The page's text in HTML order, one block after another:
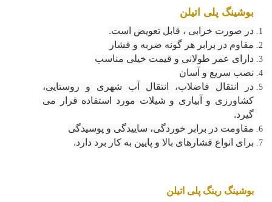
بوشینگ پلی اتیلن
در صورت خرابی ، قابل تعویض است.
مقاوم در برابر هر گونه ضربه و فشار
دارای عمر طولانی و قیمت خیلی مناسب
نصب سریع و آسان
در انتقال فاضلاب، انتقال آب شهری و روستایی،
کشاورزی و آبیاری و شیلات مورد استفاده قرار می
گیرد.
مقاومت در برابر خوردگی، ساییدگی و پوسیدگی
برای انواع فشارهای بالا و پایین به کار برد دارد.
بوشینگ رینگ پلی اتیلن